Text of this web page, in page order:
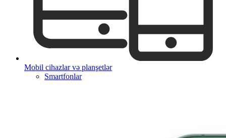
Mobil cihazlar və planşetlər
Smartfonlar